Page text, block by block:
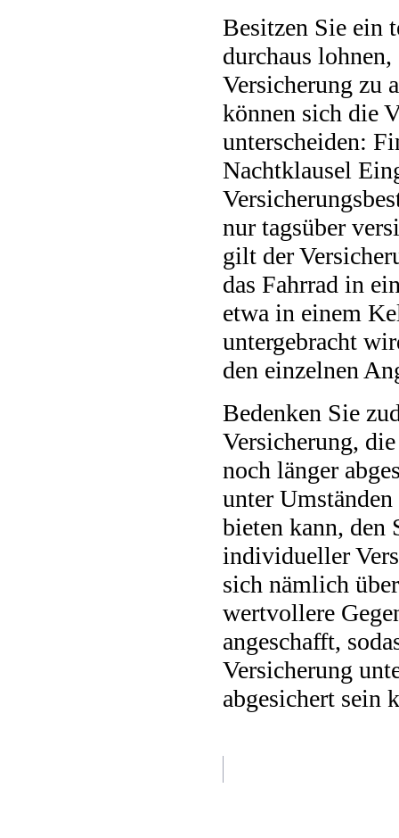
Besitzen Sie ein
durchaus
Versicherung zu
können sich die
unterscheiden:
Nachtklausel
nur tagsüber
gilt der
das Fahrrad in
etwa in einem
untergebracht
den einzelnen
Bedenken Sie
Versicherung,
noch länger
unter
bieten kann, den
individueller
sich nämlich
wertvollere
angeschafft,
Versicherung
abgesichert sein